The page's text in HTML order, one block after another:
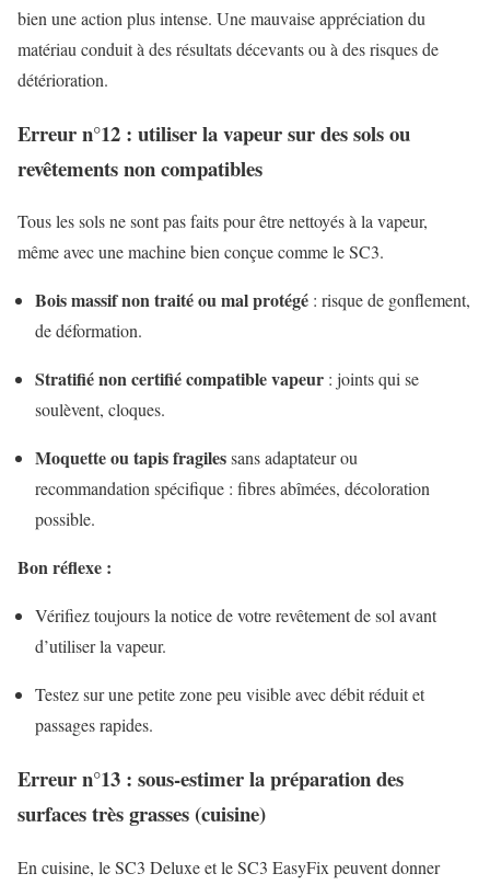
bien une action plus intense. Une mauvaise appréciation du
matériau conduit à des résultats décevants ou à des risques de
détérioration.
Erreur n°12 : utiliser la vapeur sur des sols ou
revêtements non compatibles
Tous les sols ne sont pas faits pour être nettoyés à la vapeur,
même avec une machine bien conçue comme le SC3.
Bois massif non traité ou mal protégé : risque de gonflement,
de déformation.
Stratifié non certifié compatible vapeur : joints qui se
soulèvent, cloques.
Moquette ou tapis fragilessans adaptateur ou
recommandation spécifique : fibres abîmées, décoloration
possible.
Bon réflexe :
Vérifiez toujours la notice de votre revêtement de sol avant
d’utiliser la vapeur.
Testez sur une petite zone peu visible avec débit réduit et
passages rapides.
Erreur n°13 : sous-estimer la préparation des
surfaces très grasses (cuisine)
En cuisine, le SC3 Deluxe et le SC3 EasyFix peuvent donner